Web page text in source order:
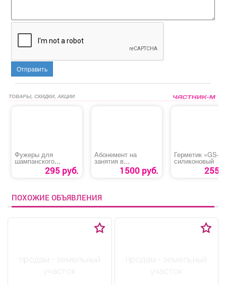
Отправить
ТОВАРЫ, СКИДКИ, АКЦИИ
Фужеры для
шампанского
«КЛАССИК»295 руб.
Абонемент на
занятия в
тренажерном зале
для детей до 18 лет
1500 руб.
Герметик «GS-
силиконовый
255
ПОХОЖИЕ ОБЪЯВЛЕНИЯ
продам - земельный
участок
продам - земельный
участок